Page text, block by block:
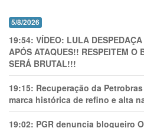
5/8/2026
19:54: VÍDEO: LULA
APÓS ATAQUES!! RESPEITEM O
SERÁ BRUTAL!!!
19:15: Recuperação da
marca histórica de refino e alta
19:02: PGR denuncia blogueiro